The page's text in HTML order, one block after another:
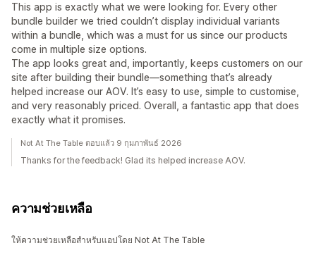
This app is exactly what we were looking for. Every other
bundle builder we tried couldn’t display individual variants
within a bundle, which was a must for us since our products
come in multiple size options.
The app looks great and, importantly, keeps customers on our
site after building their bundle—something that’s already
helped increase our AOV. It’s easy to use, simple to customise,
and very reasonably priced. Overall, a fantastic app that does
exactly what it promises.
Not At The Table ตอบแล้ว 9 กุมภาพันธ์ 2026
Thanks for the feedback! Glad its helped increase AOV.
ความช่วยเหลือ
ให้ความช่วยเหลือสำหรับแอปโดย Not At The Table